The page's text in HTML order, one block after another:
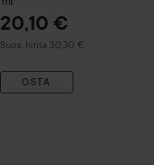
20,10 €
Suos. hinta 30,30 €
Suositeltu hinta 30,30 €
OSTA